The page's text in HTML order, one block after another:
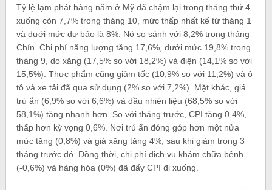
Tỷ lệ lạm phát hàng năm ở Mỹ đã chậm lại trong tháng thứ 4
xuống còn 7,7% trong tháng 10, mức thấp nhất kể từ tháng 1
và dưới mức dự báo là 8%. Nó so sánh với 8,2% trong tháng
Chín. Chi phí năng lượng tăng 17,6%, dưới mức 19,8% trong
tháng 9, do xăng (17,5% so với 18,2%) và điện (14,1% so với
15,5%). Thực phẩm cũng giảm tốc (10,9% so với 11,2%) và ô
tô và xe tải đã qua sử dụng (2% so với 7,2%). Mặt khác, giá
trú ẩn (6,9% so với 6,6%) và dầu nhiên liệu (68,5% so với
58,1%) tăng nhanh hơn. So với tháng trước, CPI tăng 0,4%,
thấp hơn kỳ vọng 0,6%. Nơi trú ẩn đóng góp hơn một nửa
mức tăng (0,8%) và giá xăng tăng 4%, sau khi giảm trong 3
tháng trước đó. Đồng thời, chi phí dịch vụ khám chữa bệnh
(-0,6%) và hàng hóa (0%) đã đẩy CPI đi xuống.